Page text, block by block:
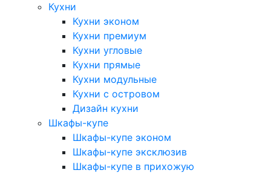
Кухни
Кухни эконом
Кухни премиум
Кухни угловые
Кухни прямые
Кухни модульные
Кухни с островом
Дизайн кухни
Шкафы-купе
Шкафы-купе эконом
Шкафы-купе эксклюзив
Шкафы-купе в прихожую